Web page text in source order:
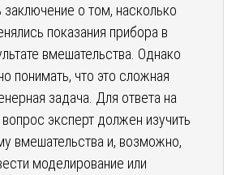
заключение о том, насколько
показания прибора в
вмешательства. Однако
понимать, что это сложная
задача. Для ответа на
вопрос эксперт должен изучить
вмешательства и, возможно,
моделирование или